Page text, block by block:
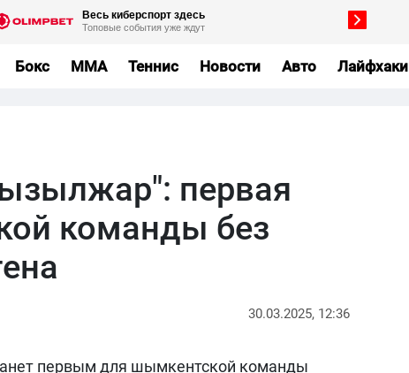
Бокс MMA Теннис Новости Авто Лайфхаки
первая
команды без
30.03.2025, 12:36
первым для шымкентской команды